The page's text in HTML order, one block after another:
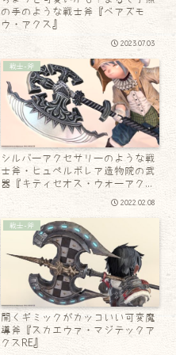
の手のような戦士斧『ベアズモ
ウ・アクス』
2023.07.03
戦士-斧
シルバーアクセサリーのような戦
士斧・ヒュペルボレア造物院の武
器『キティセオス・ウォーアク
2022.02.08
戦士-斧
開くギミックがカッコいい可変魔
導斧『スカエウァ・マジテックア
クスRE』